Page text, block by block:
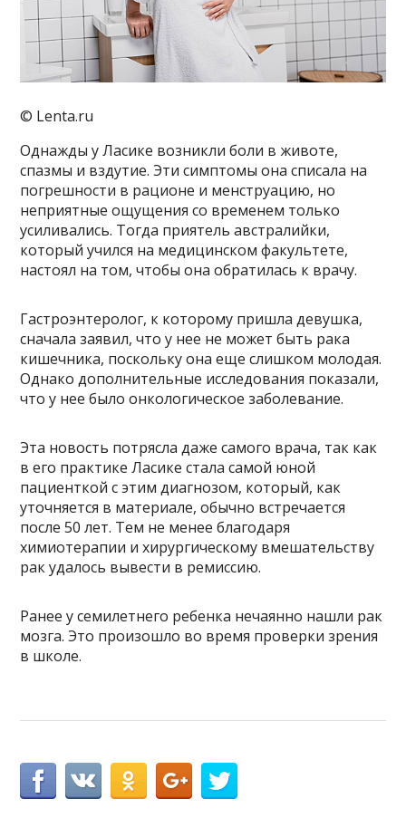
© Lenta.ru
Однажды у Ласике возникли боли в животе,
спазмы и вздутие. Эти симптомы она списала на
погрешности в рационе и менструацию, но
неприятные ощущения со временем только
усиливались. Тогда приятель австралийки,
который учился на медицинском факультете,
настоял на том, чтобы она обратилась к врачу.
Гастроэнтеролог, к которому пришла девушка,
сначала заявил, что у нее не может быть рака
кишечника, поскольку она еще слишком молодая.
Однако дополнительные исследования показали,
что у нее было онкологическое заболевание.
Эта новость потрясла даже самого врача, так как
в его практике Ласике стала самой юной
пациенткой с этим диагнозом, который, как
уточняется в материале, обычно встречается
после 50 лет. Тем не менее благодаря
химиотерапии и хирургическому вмешательству
рак удалось вывести в ремиссию.
Ранее у семилетнего ребенка нечаянно нашли рак
мозга. Это произошло во время проверки зрения
в школе.